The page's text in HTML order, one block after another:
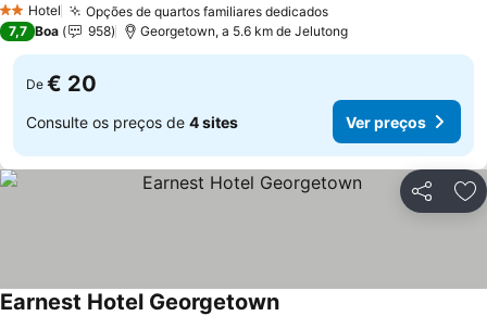
2 Estrelas
Hotel Opções de quartos familiares dedicados
7,7 Boa 958 Georgetown, a 5.6 km de Jelutong
De € 20
Consulte os preços de 4 sites Ver preços
Partilhar
Earnest Hotel Georgetown